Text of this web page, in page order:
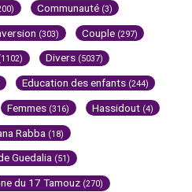
Communauté (3)
(303) Couple (297)
Divers (5037)
Education des enfants (244)
Femmes (316) Hassidout (4)
Rabba (18)
Guedalia (51)
du 17 Tamouz (270)